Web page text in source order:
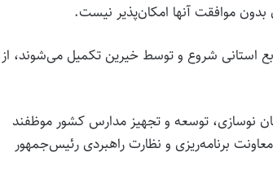
استانی شروع و توسط خیرین تکمیل می‌شوند، از
نوسازی، توسعه و تجهیز مدارس کشور موظفند
برنامه‌ریزی و نظارت راهبردی رئیس‌جمهور